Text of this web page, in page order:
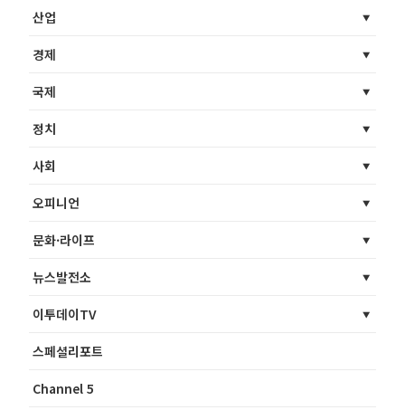
산업
경제
국제
정치
사회
오피니언
문화·라이프
뉴스발전소
이투데이TV
스페셜리포트
Channel 5